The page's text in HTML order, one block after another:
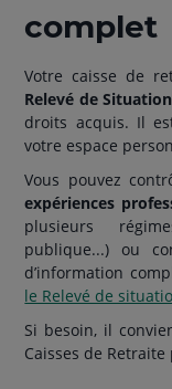
complet
Votre caisse de
Relevé de
droits acquis. Il
votre espace
Vous pouvez
expériences
plusieurs
publique...) ou
d’information
le Relevé de
Si besoin, il
Caisses de